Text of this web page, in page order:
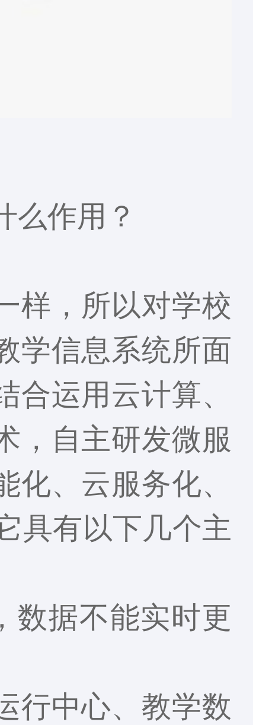
么作用？
样，所以对学校
学信息系统所面
运用云计算、
，自主研发微服
、云服务化、
具有以下几个主
数据不能实时更
行中心、教学数